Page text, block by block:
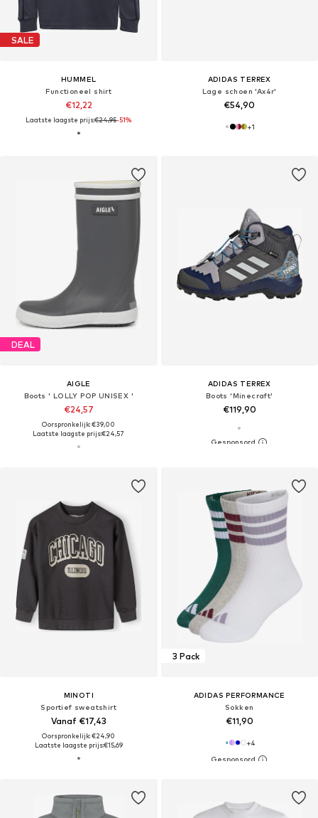
SALE
HUMMEL
Functioneel shirt
€12,22
Laatste laagste prijs:€24,95-51%
ADIDAS TERREX
Lage schoen 'Ax4r'
€54,90
+1
DEAL
AIGLE
Boots ' LOLLY POP UNISEX '
€24,57
Oorspronkelijk: €39,00
Laatste laagste prijs:€24,57
ADIDAS TERREX
Boots 'Minecraft'
€119,90
MINOTI
Sportief sweatshirt
Vanaf €17,43
Oorspronkelijk: €24,90
Laatste laagste prijs:€15,69
3 Pack
ADIDAS PERFORMANCE
Sokken
€11,90
+4